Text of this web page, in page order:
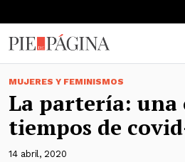
MUJERES Y FEMINISMOS
La partería: una
tiempos de
14 abril, 2020